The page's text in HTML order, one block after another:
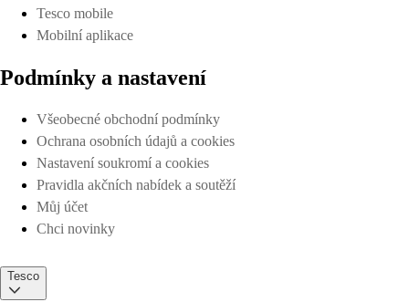
Tesco mobile
Mobilní aplikace
Podmínky a nastavení
Všeobecné obchodní podmínky
Ochrana osobních údajů a cookies
Nastavení soukromí a cookies
Pravidla akčních nabídek a soutěží
Můj účet
Chci novinky
Tesco